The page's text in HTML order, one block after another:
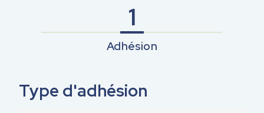
Adhésion
Type d'adhésion